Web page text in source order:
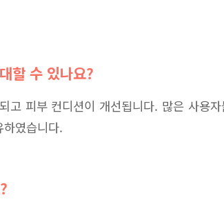
할 수 있나요?
고 피부 컨디션이 개선됩니다. 많은 사용
였습니다.